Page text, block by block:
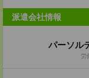
派遣会社情報
パーソル
労